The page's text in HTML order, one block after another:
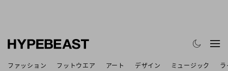
ファッション フットウエア アート デザイン ミュージック